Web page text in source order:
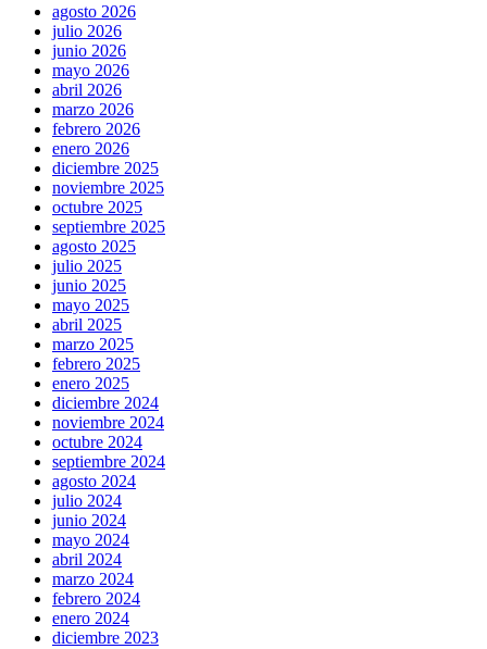
agosto 2026
julio 2026
junio 2026
mayo 2026
abril 2026
marzo 2026
febrero 2026
enero 2026
diciembre 2025
noviembre 2025
octubre 2025
septiembre 2025
agosto 2025
julio 2025
junio 2025
mayo 2025
abril 2025
marzo 2025
febrero 2025
enero 2025
diciembre 2024
noviembre 2024
octubre 2024
septiembre 2024
agosto 2024
julio 2024
junio 2024
mayo 2024
abril 2024
marzo 2024
febrero 2024
enero 2024
diciembre 2023